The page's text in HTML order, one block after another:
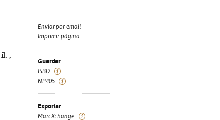
il. ;
Enviar por email
Imprimir página
Guardar
ISBD
NP405
Exportar
MarcXchange